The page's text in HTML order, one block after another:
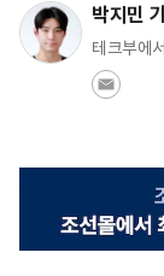
박지민
테크부에